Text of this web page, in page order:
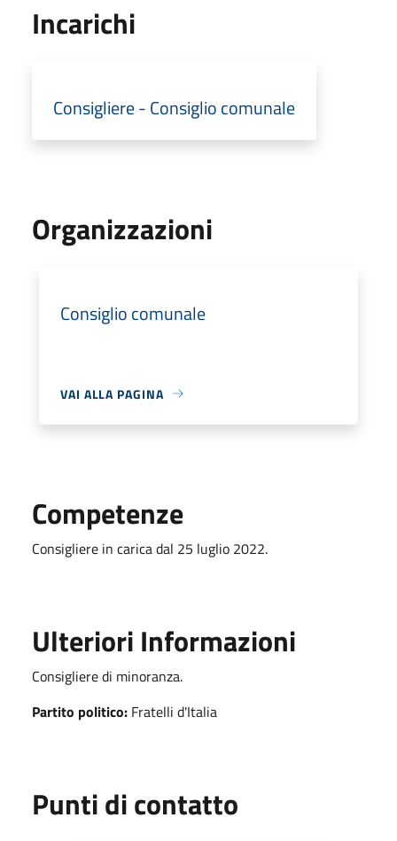
Incarichi
Consigliere - Consiglio comunale
Organizzazioni
Consiglio comunale
VAI ALLA PAGINA
Competenze
Consigliere in carica dal 25 luglio 2022.
Ulteriori Informazioni
Consigliere di minoranza.
Partito politico: Fratelli d'Italia
Punti di contatto